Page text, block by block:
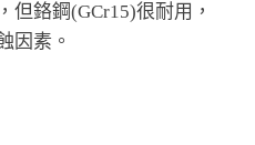
但鉻鋼(GCr15)很耐用，
因素。